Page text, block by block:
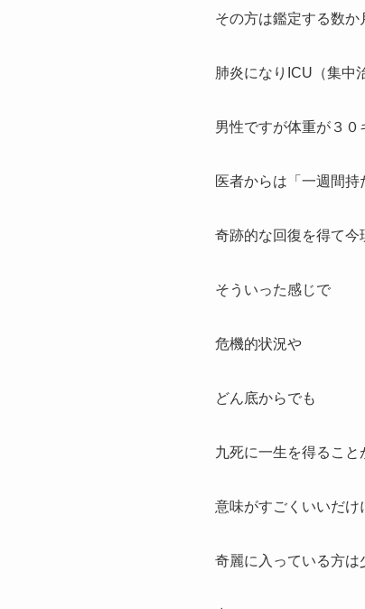
その方は鑑定する数か
肺炎になりICU（集中
男性ですが体重が３０
医者からは「一週間
奇跡的な回復を得て今
そういった感じで
危機的状況や
どん底からでも
九死に一生を得ること
意味がすごくいいだけ
奇麗に入っている方